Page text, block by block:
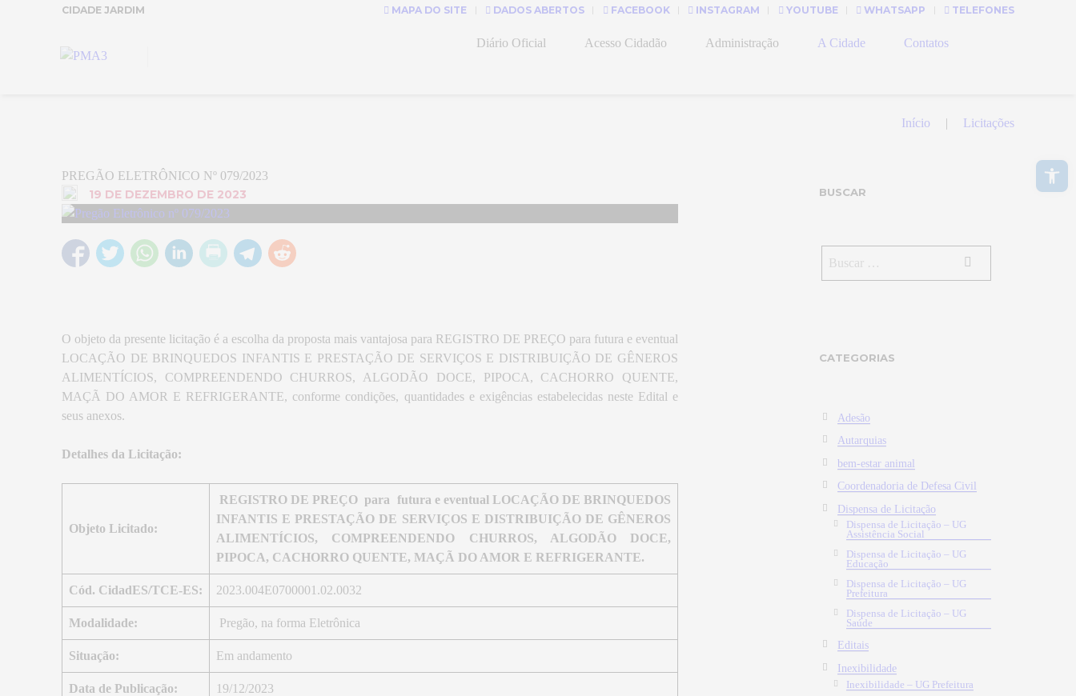
CIDADE JARDIM MAPA DO SITE DADOS ABERTOS FACEBOOK INSTAGRAM YOUTUBE WHATSAPP TELEFONES
Diário Oficial Acesso Cidadão Administração A Cidade Contatos
Início Licitações
PREGÃO ELETRÔNICO Nº 079/2023
19 DE DEZEMBRO DE 2023
O objeto da presente licitação é a escolha da proposta mais vantajosa para REGISTRO DE PREÇO para futura e eventual
LOCAÇÃO DE BRINQUEDOS INFANTIS E PRESTAÇÃO DE SERVIÇOS E DISTRIBUIÇÃO DE GÊNEROS
ALIMENTÍCIOS, COMPREENDENDO CHURROS, ALGODÃO DOCE, PIPOCA, CACHORRO QUENTE,
MAÇÃ DO AMOR E REFRIGERANTE, conforme condições, quantidades e exigências estabelecidas neste Edital e
seus anexos.
Detalhes da Licitação:
Objeto Licitado:
REGISTRO DE PREÇO para futura e eventual LOCAÇÃO DE BRINQUEDOS
INFANTIS E PRESTAÇÃO DE SERVIÇOS E DISTRIBUIÇÃO DE GÊNEROS
ALIMENTÍCIOS, COMPREENDENDO CHURROS, ALGODÃO DOCE,
PIPOCA, CACHORRO QUENTE, MAÇÃ DO AMOR E REFRIGERANTE.
Cód. CidadES/TCE-ES: 2023.004E0700001.02.0032
Modalidade: Pregão, na forma Eletrônica
Situação: Em andamento
Data de Publicação: 19/12/2023
BUSCAR
CATEGORIAS
Adesão
Autarquias
bem-estar animal
Coordenadoria de Defesa Civil
Dispensa de Licitação
Dispensa de Licitação – UG
Assistência Social
Dispensa de Licitação – UG
Educação
Dispensa de Licitação – UG
Prefeitura
Dispensa de Licitação – UG
Saúde
Editais
Inexibilidade
Inexibilidade – UG Prefeitura
Abrir a barra de ferramentas